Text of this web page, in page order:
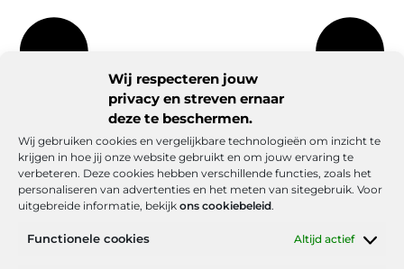
Wij respecteren jouw
privacy en streven ernaar
deze te beschermen.
Wij gebruiken cookies en vergelijkbare technologieën om inzicht te
krijgen in hoe jij onze website gebruikt en om jouw ervaring te
verbeteren. Deze cookies hebben verschillende functies, zoals het
personaliseren van advertenties en het meten van sitegebruik. Voor
uitgebreide informatie, bekijk ons cookiebeleid.
Functionele cookies Altijd actief